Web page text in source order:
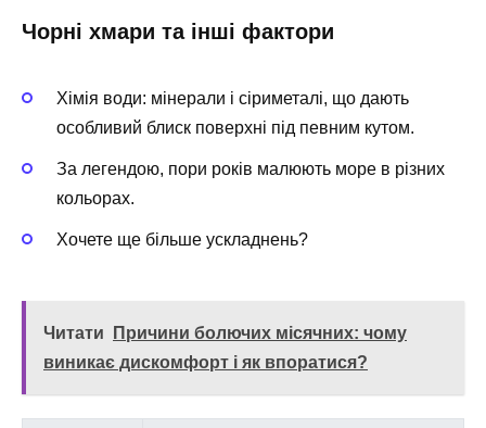
Чорні хмари та інші фактори
Хімія води: мінерали і сіриметалі, що дають
особливий блиск поверхні під певним кутом.
За легендою, пори років малюють море в різних
кольорах.
Хочете ще більше ускладнень?
Читати
Причини болючих місячних: чому
виникає дискомфорт і як впоратися?